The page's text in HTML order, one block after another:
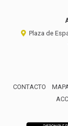
Plaza de
CONTACTO